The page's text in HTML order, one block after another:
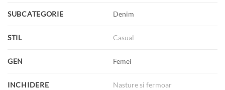
SUBCATEGORIE Denim
STIL Casual
GEN Femei
INCHIDERE Nasture si fermoar